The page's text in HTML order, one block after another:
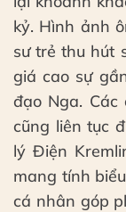
kỷ. Hình ảnh
sư trẻ thu hút
giá cao sự
đạo Nga. Các
cũng liên tục
lý Điện
mang tính
cá nhân góp